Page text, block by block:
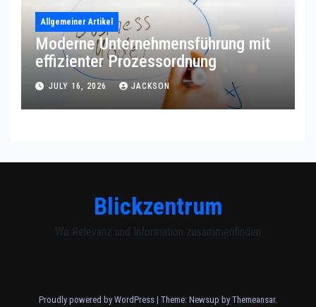
Allgemeiner Artikel
Moderne Unternehmensführung mit
effizienter Prozessordnung
JULY 16, 2026 JACKSON
Blickzentrum
Wo Relevanz und Information zusammenfinden
Proudly powered by WordPress | Theme: Newsup by Themeansar.